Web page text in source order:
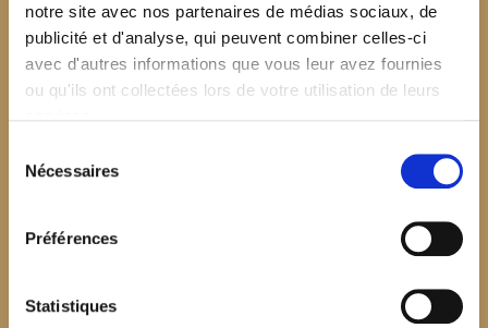
notre site avec nos partenaires de médias sociaux, de
publicité et d'analyse, qui peuvent combiner celles-ci
avec d'autres informations que vous leur avez fournies
ou qu'ils ont collectées lors de votre utilisation de leurs
Nécessaires
Préférences
Statistiques